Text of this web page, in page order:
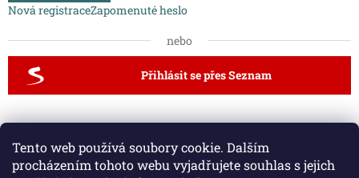
Tento web používá soubory cookie. Dalším
procházením tohoto webu vyjadřujete souhlas s jejich
Nová registraceZapomenuté heslo
nebo
Přihlásit se přes Seznam
Půdní schody a zábradlí